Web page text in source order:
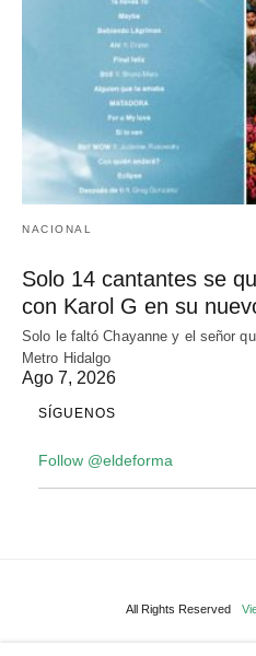
NACIONAL
Solo 14 cantantes se
con Karol G en su
Solo le faltó Chayanne y el señor
Metro Hidalgo
Ago 7, 2026
SÍGUENOS
Follow @eldeforma
All Rights Reserved